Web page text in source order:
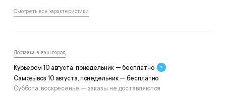
Смотреть все характеристики
Доставка в ваш город
Курьером 10 августа, понедельник — бесплатно
Самовывоз 10 августа, понедельник — бесплатно
Суббота, воскресенье — заказы не доставляются